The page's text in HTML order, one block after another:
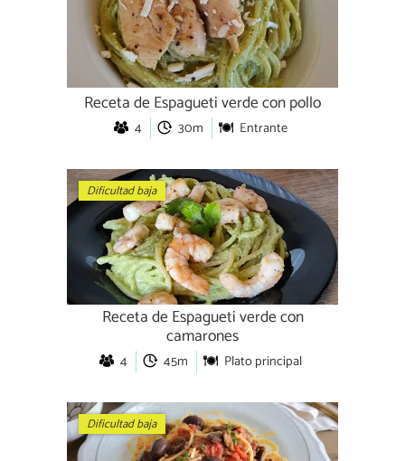
Receta de Espagueti verde con pollo
4 30m Entrante
Dificultad baja
Receta de Espagueti verde con
camarones
4 45m Plato principal
Dificultad baja